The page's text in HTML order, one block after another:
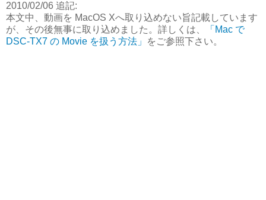
2010/02/06 追記:
本文中、動画を MacOS Xへ取り込めない旨記載しています
が、その後無事に取り込めました。詳しくは、
「Mac で
DSC-TX7 の Movie を扱う方法」
をご参照下さい。